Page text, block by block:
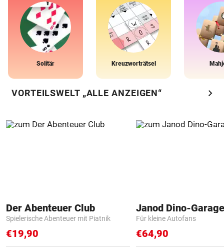
Solitär Kreuzworträtsel
VORTEILSWELT „ALLE ANZEIGEN“ chevron_right
Der Abenteuer Club
Spielerische Abenteuer mit Piatnik
€19,90
Janod Dino-Garage
Für kleine Autofans
€64,90